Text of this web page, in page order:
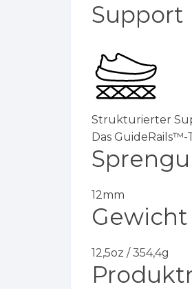
Support
Strukturierter
Das
12mm
Gewicht
12,5oz / 354,4g